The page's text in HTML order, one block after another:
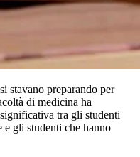
stavano preparando per
di medicina ha
tra gli studenti
e gli studenti che hanno